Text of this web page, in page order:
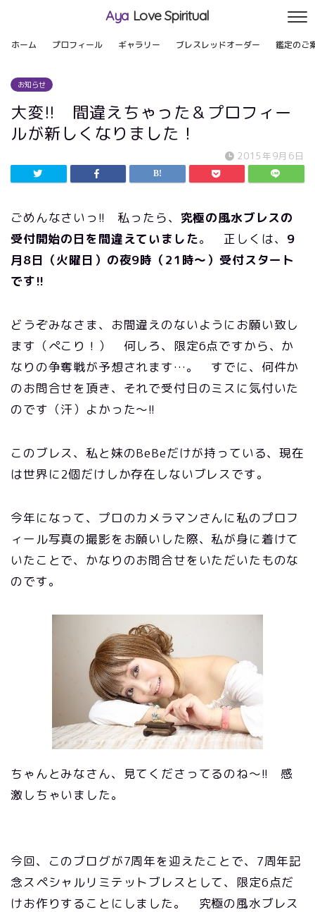
Aya Love Spiritual
ホーム プロフィール ギャラリー ブレスレッドオーダー 鑑定のご
お知らせ
大変!! 間違えちゃった＆プロフィー
ルが新しくなりました！
2015年9月6日
ごめんなさいっ!! 私ったら、 究極の風水ブレスの
受付開始の日を間違えていました。 正しくは、 9
月8日（火曜日）の夜9時（21時～）受付スタート
です!!
どうぞみなさま、お間違えのないようにお願い致し
ます（ぺこり！） 何しろ、限定6点ですから、か
なりの争奪戦が予想されます…。 すでに、何件か
のお問合せを頂き、それで受付日のミスに気付いた
のです（汗）よかった～!!
このブレス、私と妹のBeBeだけが持っている、現在
は世界に2個だけしか存在しないブレスです。
今年になって、プロのカメラマンさんに私のプロフ
ィール写真の撮影をお願いした際、私が身に着けて
いたことで、かなりのお問合せをいただいたものな
のです。
ちゃんとみなさん、見てくださってるのね～!! 感
激しちゃいました。
今回、このブログが7周年を迎えたことで、7周年記
念スペシャルリミテットブレスとして、限定6点だ
けお作りすることにしました。 究極の風水ブレス